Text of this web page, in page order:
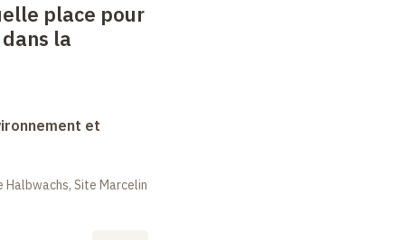
place pour
la
et
Site Marcelin